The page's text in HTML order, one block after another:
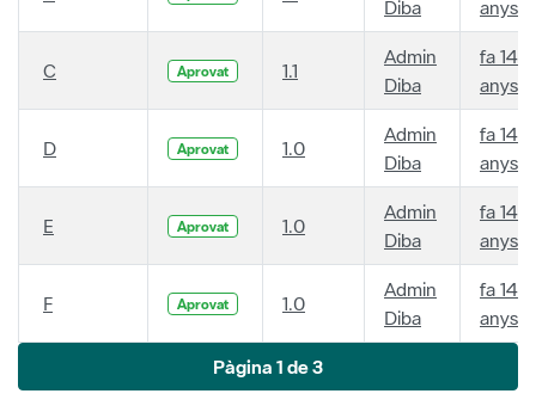
Diba
anys
C Aprovat 1.1
Admin
Diba
fa 14
anys
D Aprovat 1.0
Admin
Diba
fa 14
anys
E Aprovat 1.0
Admin
Diba
fa 14
anys
F Aprovat 1.0
Admin
Diba
fa 14
anys
Pàgina 1 de 3